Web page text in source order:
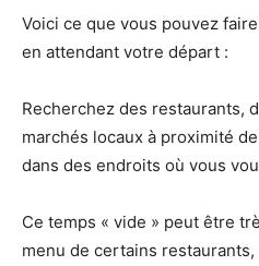
Voici ce que vous pouvez
en attendant votre départ :
Recherchez des restaurants,
marchés locaux à proximité
dans des endroits où vous
Ce temps « vide » peut être
menu de certains restaurants,